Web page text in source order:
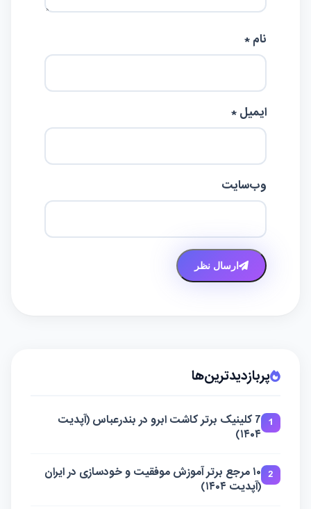
نام *
ایمیل *
وب‌سایت
ارسال نظر
پربازدیدترین‌ها
1
7 کلینیک برتر کاشت ابرو در بندرعباس (آپدیت
۱۴۰۴)
2
۱۰ مرجع برتر آموزش موفقیت و خودسازی در ایران
(آپدیت ۱۴۰۴)